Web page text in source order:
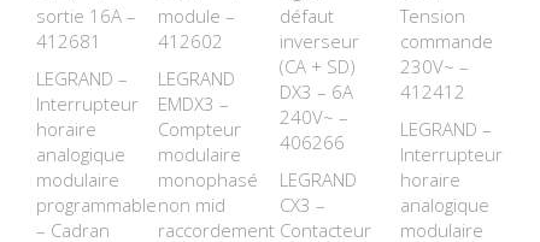
sortie 16A –
412681
LEGRAND –
Interrupteur
horaire
analogique
modulaire
programmable
– Cadran
module –
412602
LEGRAND
EMDX3 –
Compteur
modulaire
monophasé
non mid
raccordement
défaut
inverseur
(CA + SD)
DX3 – 6A
240V~ –
406266
LEGRAND
CX3 –
Contacteur
Tension
commande
230V~ –
412412
LEGRAND –
Interrupteur
horaire
analogique
modulaire